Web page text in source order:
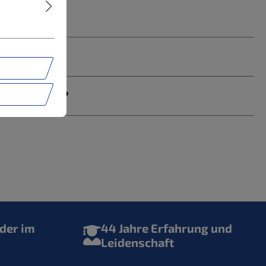
muss?
im
44 Jahre Erfahrung und
Leidenschaft